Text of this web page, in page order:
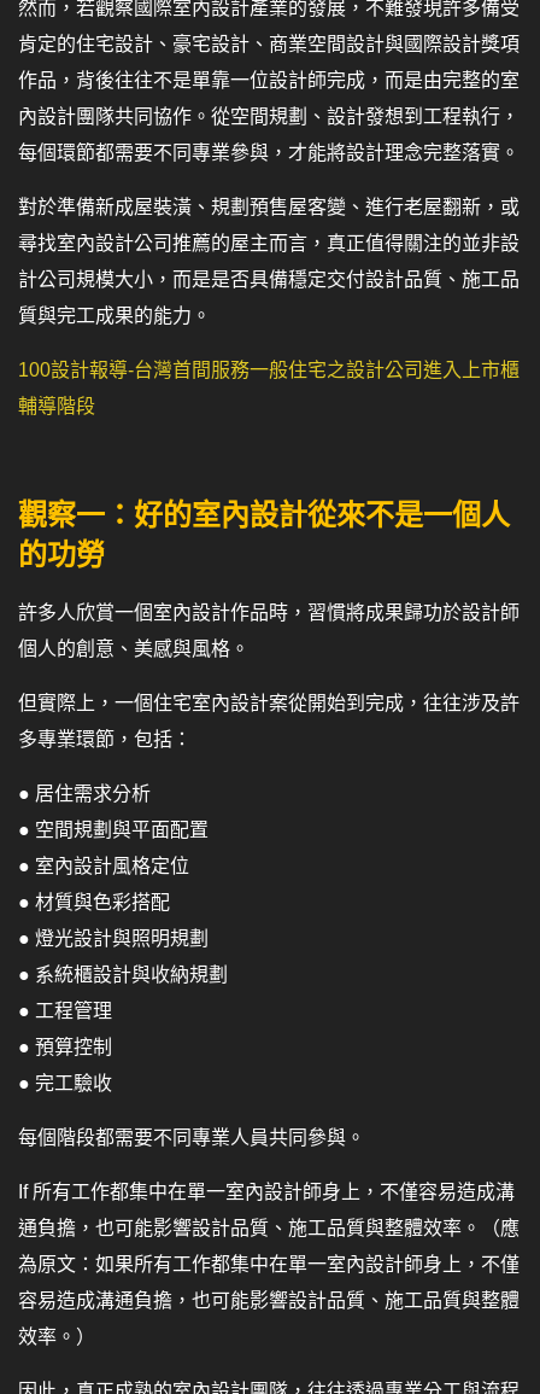
然而，若觀察國際室內設計產業的發展，不難發現許多備受
肯定的住宅設計、豪宅設計、商業空間設計與國際設計獎項
作品，背後往往不是單靠一位設計師完成，而是由完整的室
內設計團隊共同協作。從空間規劃、設計發想到工程執行，
每個環節都需要不同專業參與，才能將設計理念完整落實。
對於準備新成屋裝潢、規劃預售屋客變、進行老屋翻新，或
尋找室內設計公司推薦的屋主而言，真正值得關注的並非設
計公司規模大小，而是是否具備穩定交付設計品質、施工品
質與完工成果的能力。
100設計報導-台灣首間服務一般住宅之設計公司進入上市櫃
輔導階段
觀察一：好的室內設計從來不是一個人
的功勞
許多人欣賞一個室內設計作品時，習慣將成果歸功於設計師
個人的創意、美感與風格。
但實際上，一個住宅室內設計案從開始到完成，往往涉及許
多專業環節，包括：
● 居住需求分析
● 空間規劃與平面配置
● 室內設計風格定位
● 材質與色彩搭配
● 燈光設計與照明規劃
● 系統櫃設計與收納規劃
● 工程管理
● 預算控制
● 完工驗收
每個階段都需要不同專業人員共同參與。
If 所有工作都集中在單一室內設計師身上，不僅容易造成溝
通負擔，也可能影響設計品質、施工品質與整體效率。（應
為原文：如果所有工作都集中在單一室內設計師身上，不僅
容易造成溝通負擔，也可能影響設計品質、施工品質與整體
效率。）